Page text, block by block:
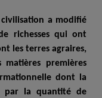
a modifié
richesses qui ont
les terres agraires,
premières
dont la
par la quantité de